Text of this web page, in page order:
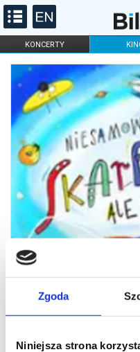
Zgoda
Niniejsza strona
KONCERTY
FILHARMONIA OPERA I
DLA DZIECI